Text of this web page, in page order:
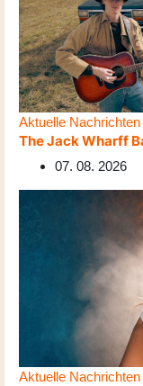
Aktuelle Nachrichten
The Jack Wharff
07. 08. 2026
Aktuelle Nachrichten